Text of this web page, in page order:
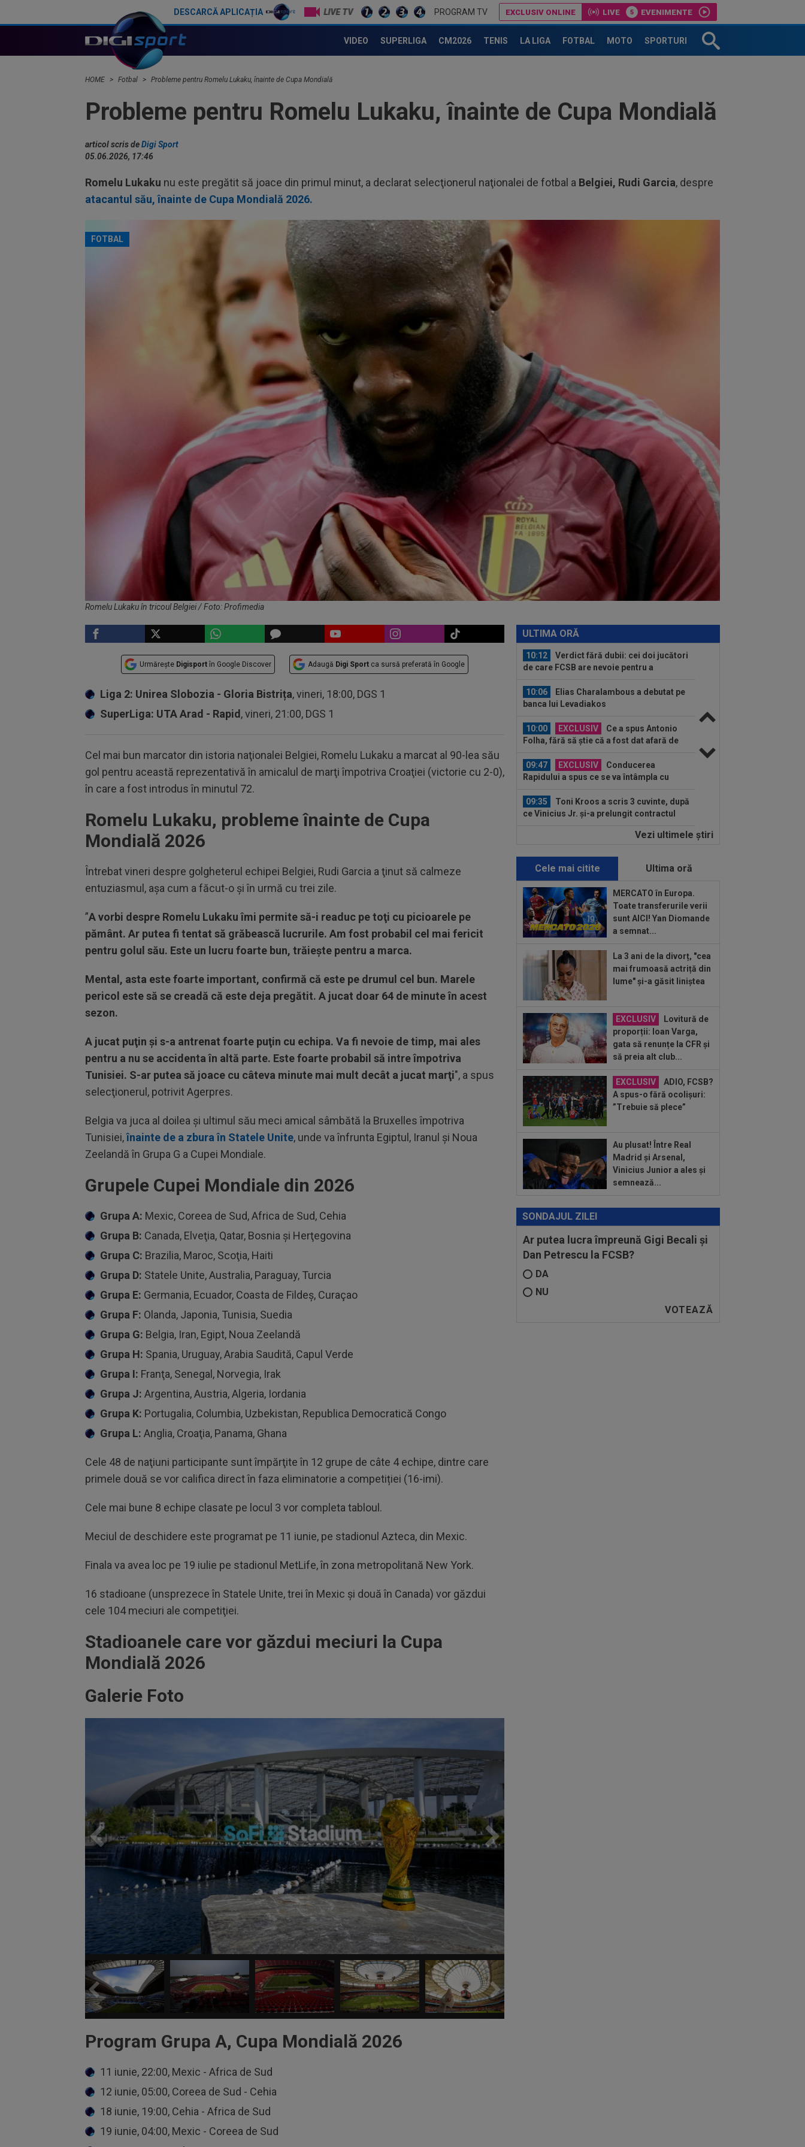
DESCARCĂ APLICAȚIA LIVE TV PROGRAM TV EXCLUSIV ONLINE LIVE EVENIMENTE
VIDEO SUPERLIGA CM2026 TENIS LA LIGA FOTBAL MOTO SPORTURI
HOME Fotbal Probleme pentru Romelu Lukaku, înainte de Cupa Mondială
Probleme pentru Romelu Lukaku, înainte de Cupa Mondială
articol scris deDigi Sport
05.06.2026, 17:46
Romelu Lukaku nu este pregătit să joace din primul minut, a declarat selecţionerul naţionalei de fotbal a Belgiei, Rudi Garcia, despre
atacantul său, înainte de Cupa Mondială 2026.
FOTBAL
Romelu Lukaku în tricoul Belgiei / Foto: Profimedia
Urmărește Digisport în Google Discover Adaugă Digi Sport ca sursă preferată în Google
Liga 2: Unirea Slobozia - Gloria Bistrița, vineri, 18:00, DGS 1
SuperLiga: UTA Arad - Rapid , vineri, 21:00, DGS 1
Cel mai bun marcator din istoria naţionalei Belgiei, Romelu Lukaku a marcat al 90-lea său
gol pentru această reprezentativă în amicalul de marţi împotriva Croaţiei (victorie cu 2-0),
în care a fost introdus în minutul 72.
Romelu Lukaku, probleme înainte de Cupa
Mondială 2026
Întrebat vineri despre golgheterul echipei Belgiei, Rudi Garcia a ţinut să calmeze
entuziasmul, aşa cum a făcut-o şi în urmă cu trei zile.
”A vorbi despre Romelu Lukaku îmi permite să-i readuc pe toţi cu picioarele pe
pământ. Ar putea fi tentat să grăbească lucrurile. Am fost probabil cel mai fericit
pentru golul său. Este un lucru foarte bun, trăieşte pentru a marca.
Mental, asta este foarte important, confirmă că este pe drumul cel bun. Marele
pericol este să se creadă că este deja pregătit. A jucat doar 64 de minute în acest
sezon.
A jucat puţin şi s-a antrenat foarte puţin cu echipa. Va fi nevoie de timp, mai ales
pentru a nu se accidenta în altă parte. Este foarte probabil să intre împotriva
Tunisiei. S-ar putea să joace cu câteva minute mai mult decât a jucat marţi", a spus
selecţionerul, potrivit Agerpres.
Belgia va juca al doilea şi ultimul său meci amical sâmbătă la Bruxelles împotriva
Tunisiei,înainte de a zbura în Statele Unite, unde va înfrunta Egiptul, Iranul şi Noua
Zeelandă în Grupa G a Cupei Mondiale.
Grupele Cupei Mondiale din 2026
Grupa A: Mexic, Coreea de Sud, Africa de Sud, Cehia
Grupa B: Canada, Elveţia, Qatar, Bosnia şi Herţegovina
Grupa C: Brazilia, Maroc, Scoţia, Haiti
Grupa D: Statele Unite, Australia, Paraguay, Turcia
Grupa E: Germania, Ecuador, Coasta de Fildeş, Curaçao
Grupa F: Olanda, Japonia, Tunisia, Suedia
Grupa G: Belgia, Iran, Egipt, Noua Zeelandă
Grupa H: Spania, Uruguay, Arabia Saudită, Capul Verde
Grupa I: Franţa, Senegal, Norvegia, Irak
Grupa J: Argentina, Austria, Algeria, Iordania
Grupa K: Portugalia, Columbia, Uzbekistan, Republica Democratică Congo
Grupa L: Anglia, Croaţia, Panama, Ghana
Cele 48 de naţiuni participante sunt împărţite în 12 grupe de câte 4 echipe, dintre care
primele două se vor califica direct în faza eliminatorie a competiției (16-imi).
Cele mai bune 8 echipe clasate pe locul 3 vor completa tabloul.
Meciul de deschidere este programat pe 11 iunie, pe stadionul Azteca, din Mexic.
Finala va avea loc pe 19 iulie pe stadionul MetLife, în zona metropolitană New York.
16 stadioane (unsprezece în Statele Unite, trei în Mexic şi două în Canada) vor găzdui
cele 104 meciuri ale competiţiei.
Stadioanele care vor găzdui meciuri la Cupa
Mondială 2026
Galerie Foto
Program Grupa A, Cupa Mondială 2026
11 iunie, 22:00, Mexic - Africa de Sud
12 iunie, 05:00, Coreea de Sud - Cehia
18 iunie, 19:00, Cehia - Africa de Sud
19 iunie, 04:00, Mexic - Coreea de Sud
ULTIMA ORĂ
09:47 EXCLUSIV
Conducerea
Rapidului a spus ce se va întâmpla cu
Jason Kodor, după ce atacantul...
09:35
Toni Kroos a scris 3 cuvinte, după
ce Vinicius Jr. și-a prelungit contractul
09:31
FCSB i-a transmis un mesaj clar
lui Denis Drăguș
09:12
David Popovici, la plecarea din
România: ”Paris îmi poartă un pic de
noroc”...
09:11
EXCLUSIV
Gigi Becali l-a auzit
pe Victor Pițurcă și i-a dat replica: ”Gata!”
10:25 GALERIE FOTO
Georgina a
reacționat rapid, după ce a văzut-o pe
VIDEO, sâmbătă, 21:30, la DGS 1. Egalitate
de puncte...
10:12
Verdict fără dubii: cei doi jucători
de care FCSB are nevoie pentru a
10:06
Elias Charalambous a debutat pe
banca lui Levadiakos
10:00 EXCLUSIV
Ce a spus Antonio
Folha, fără să știe că a fost dat afară de
09:47
EXCLUSIV
Conducerea
Rapidului a spus ce se va întâmpla cu
09:35
Toni Kroos a scris 3 cuvinte, după
ce Vinicius Jr. și-a prelungit contractul
FCSB i-a transmis un mesaj clar
09:12
David Popovici, la plecarea din
România: ”Paris îmi poartă un pic de
noroc”...
09:11
EXCLUSIV
Gigi Becali l-a auzit
pe Victor Pițurcă și i-a dat replica: ”Gata!”
reacționat rapid, după ce a văzut-o pe
Antonela. Aproape două...
10:25
Dinamo - FC Voluntari LIVE
VIDEO, sâmbătă, 21:30, la DGS 1. Egalitate
10:12
Verdict fără dubii: cei doi jucători
de care FCSB are nevoie pentru a
”câștiga...
10:06
Elias Charalambous a debutat pe
10:00 EXCLUSIV
Ce a spus Antonio
Folha, fără să știe că a fost dat afară de
Ioan Varga de la...
Vezi ultimele ştiri
Cele mai citite Ultima oră
MERCATO în Europa.
Toate transferurile verii
sunt AICI! Yan Diomande
a semnat...
La 3 ani de la divorț, "cea
mai frumoasă actriță din
lume" și-a găsit liniștea
EXCLUSIV
Lovitură de
proporții: Ioan Varga,
gata să renunțe la CFR și
să preia alt club...
EXCLUSIV
ADIO, FCSB?
A spus-o fără ocolișuri:
”Trebuie să plece”
Au plusat! Între Real
Madrid și Arsenal,
Vinicius Junior a ales și
semnează...
SONDAJUL ZILEI
Ar putea lucra împreună Gigi Becali și
Dan Petrescu la FCSB?
DA
NU